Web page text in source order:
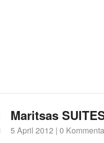
Maritsas
5 April 2012 | 0